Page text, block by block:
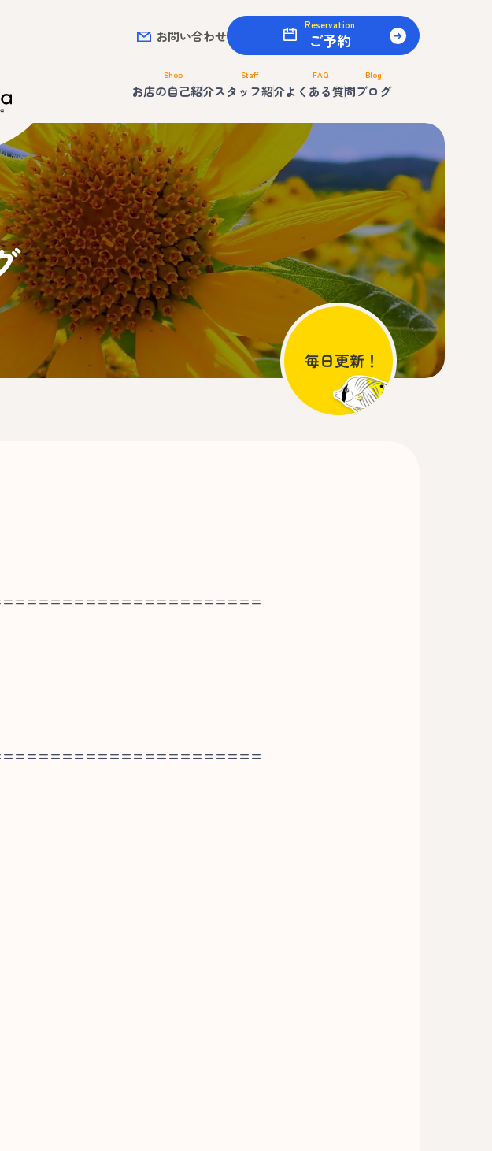
お問い合わせ
Reservation
ご予約
Shop
お店の自己紹介
Staff
スタッフ紹介
FAQ
よくある質問
Blog
ブログ